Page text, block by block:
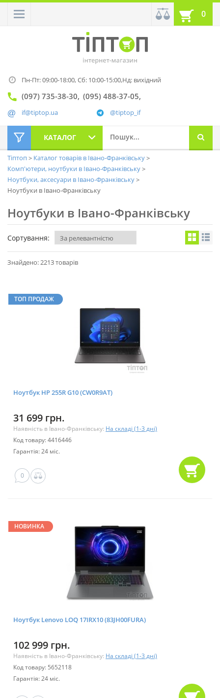
0
Пн-Пт: 09:00-18:00,Сб: 10:00-15:00,Нд: вихідний
(097) 735-38-30 (095) 488-37-05
@tiptop_if
if@tiptop.ua
КАТАЛОГ
Тіптоп
Каталог товарів в Івано-Франківську
Комп'ютери, ноутбуки в Івано-Франківську
Ноутбуки, аксесуари в Івано-Франківську
Ноутбуки в Івано-Франківську
Ноутбуки в Івано-Франківську
Сортування:
Знайдено: 2213 товарів
ТОП ПРОДАЖ
Ноутбук HP 255R G10 (CW0R9AT)
31 699 грн.
Наявність в Івано-Франківську: На складі (1-3 дні)
Код товару: 4416446
Гарантія: 24 міс.
0
НОВИНКА
Ноутбук Lenovo LOQ 17IRX10 (83JH00FURA)
102 999 грн.
Наявність в Івано-Франківську: На складі (1-3 дні)
Код товару: 5652118
Гарантія: 24 міс.